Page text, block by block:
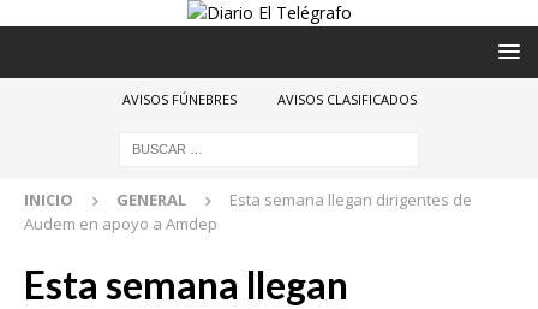
AVISOS FÚNEBRES AVISOS CLASIFICADOS
INICIO GENERAL
Esta semana llegan dirigentes de
Audem en apoyo a Amdep
Esta semana llegan